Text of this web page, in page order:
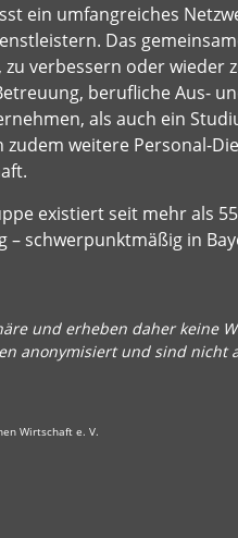
ein umfangreiches
Das
verbessern oder wieder
berufliche Aus-
als auch ein
weitere Personal-
existiert seit mehr als
schwerpunktmäßig in
und erheben daher keine
anonymisiert und sind nicht
Wirtschaft e. V.